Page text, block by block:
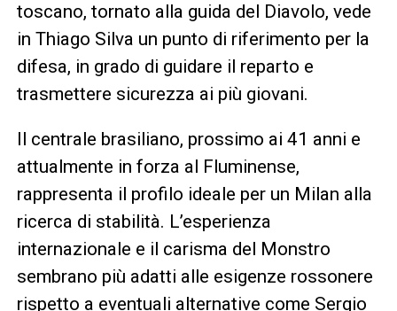
toscano, tornato alla guida del Diavolo, vede
in Thiago Silva un punto di riferimento per la
difesa, in grado di guidare il reparto e
trasmettere sicurezza ai più giovani.
Il centrale brasiliano, prossimo ai 41 anni e
attualmente in forza al Fluminense,
rappresenta il profilo ideale per un Milan alla
ricerca di stabilità. L’esperienza
internazionale e il carisma del Monstro
sembrano più adatti alle esigenze rossonere
rispetto a eventuali alternative come Sergio